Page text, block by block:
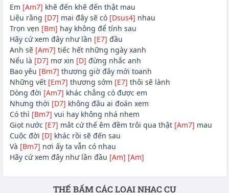
Em [Am7] khẽ đến khẽ đến thật mau
Liệu rằng [D7] mai đây sẽ có [Dsus4] nhau
Trọn vẹn [Bm] hay không để tính sau
Hãy cứ xem đây như lần [E7] đầu
Anh sẽ [Am7] tiếc hết những ngày xanh
Nếu là [D7] mơ xin [D] đừng nhắc anh
Bao yêu [Bm7] thương giờ đây mới toanh
Những vết [Em7] thương sớm [E7] thôi sẽ lành
Dòng đời [Am7] khác chẳng có được em
Nhưng thời [D7] không đâu ai đoán xem
Có thì [Bm7] vui hay không nhá nhem
Giọt nước [E7] mắt cứ thế êm đềm trôi qua thật [Am7] mau
Cuộc đời [D] khác rồi sẽ đến sau
Và [Bm7] nơi ấy ta vẫn có nhau
Hãy cứ xem đây như lần đầu [Am] [Am]
Phần nội dungTHẾ BẤM CÁC LOẠI NHẠC CỤ